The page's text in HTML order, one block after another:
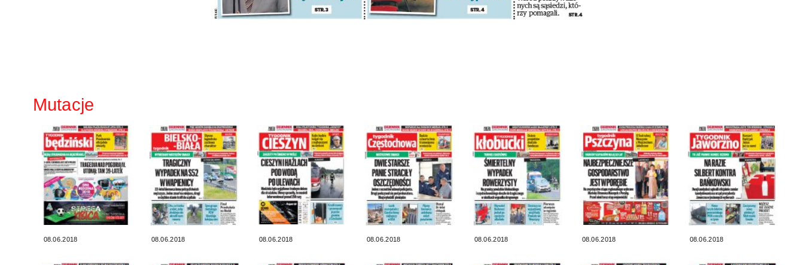
Mutacje
08.06.2018 08.06.2018 08.06.2018 08.06.2018 08.06.2018 08.06.2018 08.06.2018